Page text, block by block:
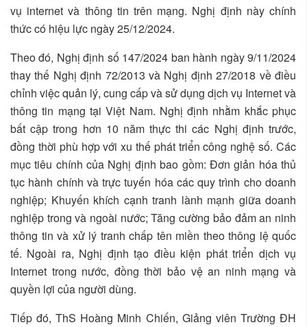
vụ internet và thông tin trên mạng. Nghị định này chính
thức có hiệu lực ngày 25/12/2024.
Theo đó, Nghị định số 147/2024 ban hành ngày 9/11/2024
thay thế Nghị định 72/2013 và Nghị định 27/2018 về điều
chỉnh việc quản lý, cung cấp và sử dụng dịch vụ Internet và
thông tin mạng tại Việt Nam. Nghị định nhằm khắc phục
bất cập trong hơn 10 năm thực thi các Nghị định trước,
đồng thời phù hợp với xu thế phát triển công nghệ số. Các
mục tiêu chính của Nghị định bao gồm: Đơn giản hóa thủ
tục hành chính và trực tuyến hóa các quy trình cho doanh
nghiệp; Khuyến khích cạnh tranh lành mạnh giữa doanh
nghiệp trong và ngoài nước; Tăng cường bảo đảm an ninh
thông tin và xử lý tranh chấp tên miền theo thông lệ quốc
tế. Ngoài ra, Nghị định tạo điều kiện phát triển dịch vụ
Internet trong nước, đồng thời bảo vệ an ninh mạng và
quyền lợi của người dùng.
Tiếp đó, ThS Hoàng Minh Chiến, Giảng viên Trường ĐH